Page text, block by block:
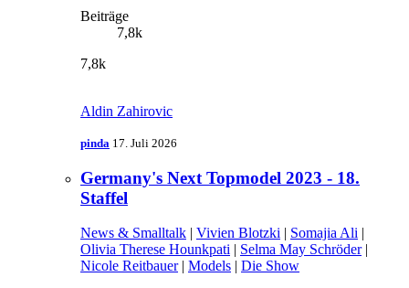
Beiträge
7,8k
7,8k
Aldin Zahirovic
pinda 17. Juli 2026
Germany's Next Topmodel 2023 - 18.
Staffel
News & Smalltalk | Vivien Blotzki | Somajia Ali |
Olivia Therese Hounkpati | Selma May Schröder|
Nicole Reitbauer| Models | Die Show